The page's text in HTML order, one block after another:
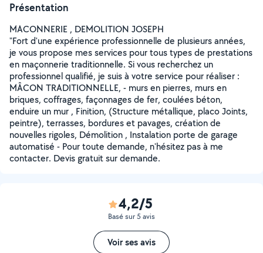
Présentation
MACONNERIE , DEMOLITION JOSEPH
"Fort d'une expérience professionnelle de plusieurs années,
je vous propose mes services pour tous types de prestations
en maçonnerie traditionnelle. Si vous recherchez un
professionnel qualifié, je suis à votre service pour réaliser :
MÂCON TRADITIONNELLE, - murs en pierres, murs en
briques, coffrages, façonnages de fer, coulées béton,
enduire un mur , Finition, (Structure métallique, placo Joints,
peintre), terrasses, bordures et pavages, création de
nouvelles rigoles, Démolition , Instalation porte de garage
automatisé - Pour toute demande, n'hésitez pas à me
contacter. Devis gratuit sur demande.
4,2/5
Basé sur 5 avis
Voir ses avis